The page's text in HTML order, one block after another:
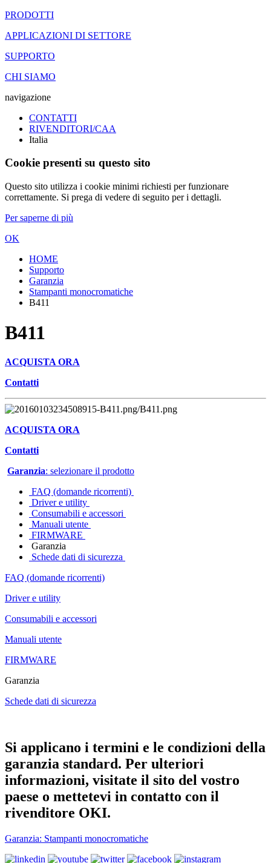
PRODOTTI
APPLICAZIONI DI SETTORE
SUPPORTO
CHI SIAMO
navigazione
CONTATTI
RIVENDITORI/CAA
Italia
Cookie presenti su questo sito
Questo sito utilizza i cookie minimi richiesti per funzionare
correttamente. Si prega di vedere di seguito per i dettagli.
Per saperne di più
OK
HOME
Supporto
Garanzia
Stampanti monocromatiche
B411
B411
ACQUISTA ORA
Contatti
ACQUISTA ORA
Contatti
Garanzia: selezionare il prodotto
FAQ (domande ricorrenti)
Driver e utility
Consumabili e accessori
Manuali utente
FIRMWARE
Garanzia
Schede dati di sicurezza
FAQ (domande ricorrenti)
Driver e utility
Consumabili e accessori
Manuali utente
FIRMWARE
Garanzia
Schede dati di sicurezza
Si applicano i termini e le condizioni della
garanzia standard. Per ulteriori
informazioni, visitate il sito del vostro
paese o mettetevi in contatto con il
rivenditore OKI.
Garanzia: Stampanti monocromatiche